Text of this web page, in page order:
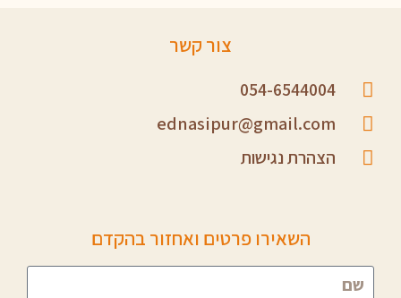
צור קשר
054-6544004
ednasipur@gmail.com
הצהרת נגישות
השאירו פרטים ואחזור בהקדם